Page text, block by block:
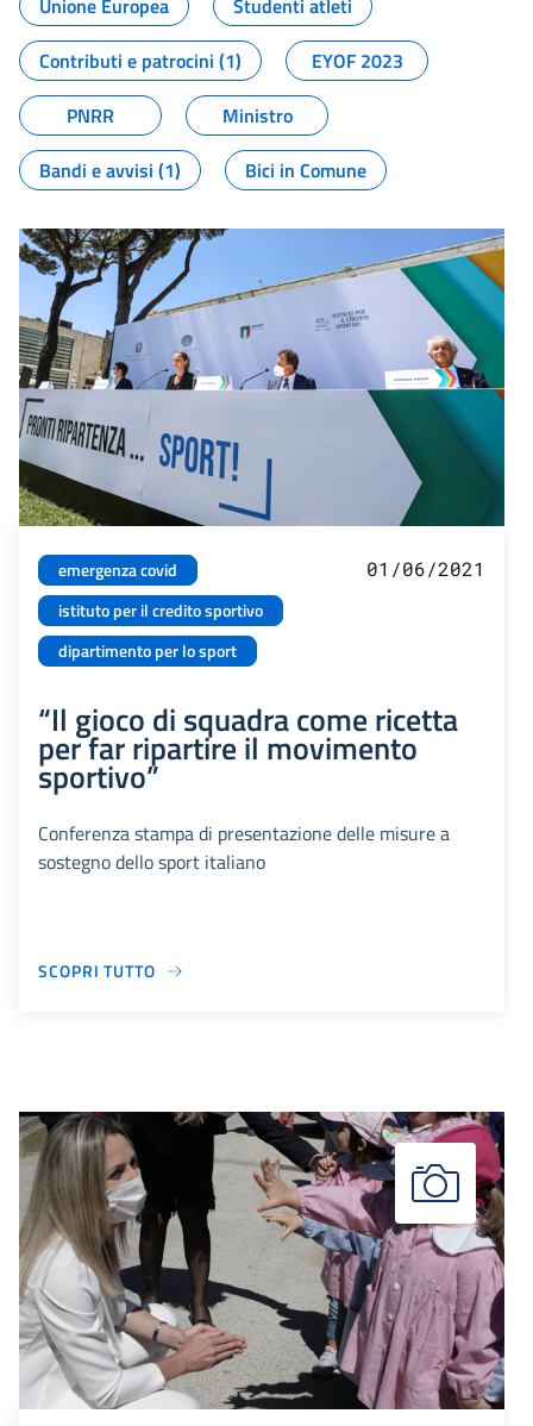
Unione Europea
Studenti atleti
Contributi e patrocini (1)
EYOF 2023
PNRR
Ministro
Bandi e avvisi (1)
Bici in Comune
emergenza covid
istituto per il credito sportivo
dipartimento per lo sport
01/06/2021
“Il gioco di squadra come ricetta
per far ripartire il movimento
sportivo”
Conferenza stampa di presentazione delle misure a
sostegno dello sport italiano
SCOPRI TUTTO